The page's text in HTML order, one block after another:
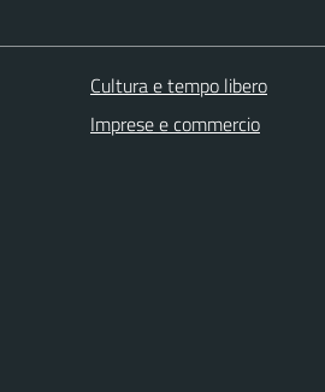
Cultura e tempo libero
Imprese e commercio